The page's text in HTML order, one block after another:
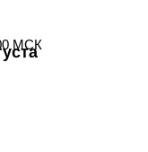
МСК